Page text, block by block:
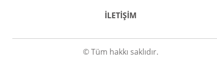
İLETİŞİM
© Tüm hakkı saklıdır.